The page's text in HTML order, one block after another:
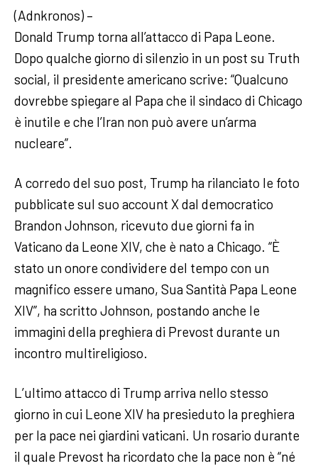
(Adnkronos) –
Donald Trump torna all’attacco di Papa Leone.
Dopo qualche giorno di silenzio in un post su Truth
social, il presidente americano scrive: “Qualcuno
dovrebbe spiegare al Papa che il sindaco di Chicago
è inutile e che l’Iran non può avere un’arma
nucleare”.
A corredo del suo post, Trump ha rilanciato le foto
pubblicate sul suo account X dal democratico
Brandon Johnson, ricevuto due giorni fa in
Vaticano da Leone XIV, che è nato a Chicago. “È
stato un onore condividere del tempo con un
magnifico essere umano, Sua Santità Papa Leone
XIV”, ha scritto Johnson, postando anche le
immagini della preghiera di Prevost durante un
incontro multireligioso.
L’ultimo attacco di Trump arriva nello stesso
giorno in cui Leone XIV ha presieduto la preghiera
per la pace nei giardini vaticani. Un rosario durante
il quale Prevost ha ricordato che la pace non è “né